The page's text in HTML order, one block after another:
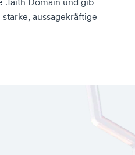
aussagekräftige